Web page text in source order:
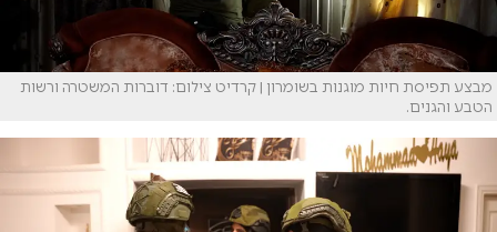
מבצע תפיסת חיות מוגנות בשומרון | קרדיט צילום: דוברות המשטרה ורשות
הטבע והגנים.